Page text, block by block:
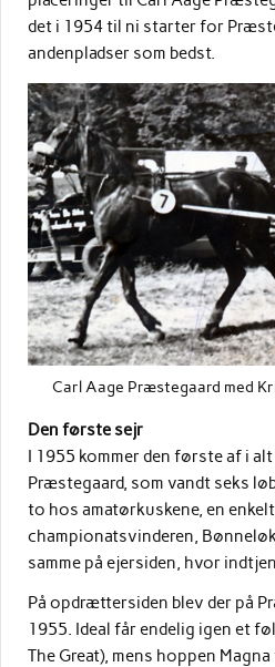
det i 1954 til ni starter for
andenpladser som bedst.
Carl Aage Præstegaard med
Den første sejr
I 1955 kommer den første af i
Præstegaard, som vandt seks
to hos amatørkuskene, en
championatsvinderen,
samme på ejersiden, hvor
På opdrættersiden blev der på
1955. Ideal får endelig igen et
The Great), mens hoppen